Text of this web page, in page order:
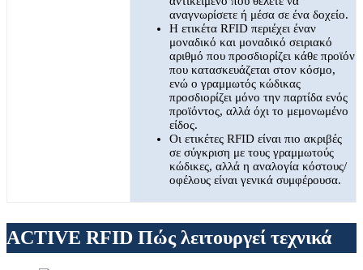
αναγνωρίσετε ή μέσα σε ένα δοχείο.
Η ετικέτα RFID περιέχει έναν
μοναδικό και μοναδικό σειριακό
αριθμό που προσδιορίζει κάθε προϊόν
που κατασκευάζεται στον κόσμο,
ενώ ο γραμμωτός κώδικας
προσδιορίζει μόνο την παρτίδα ενός
προϊόντος, αλλά όχι το μεμονωμένο
είδος.
Οι ετικέτες RFID είναι πιο ακριβές
σε σύγκριση με τους γραμμωτούς
κώδικες, αλλά η αναλογία κόστους/
οφέλους είναι γενικά συμφέρουσα.
ACTIVE RFID Πώς λειτουργεί τεχνικά